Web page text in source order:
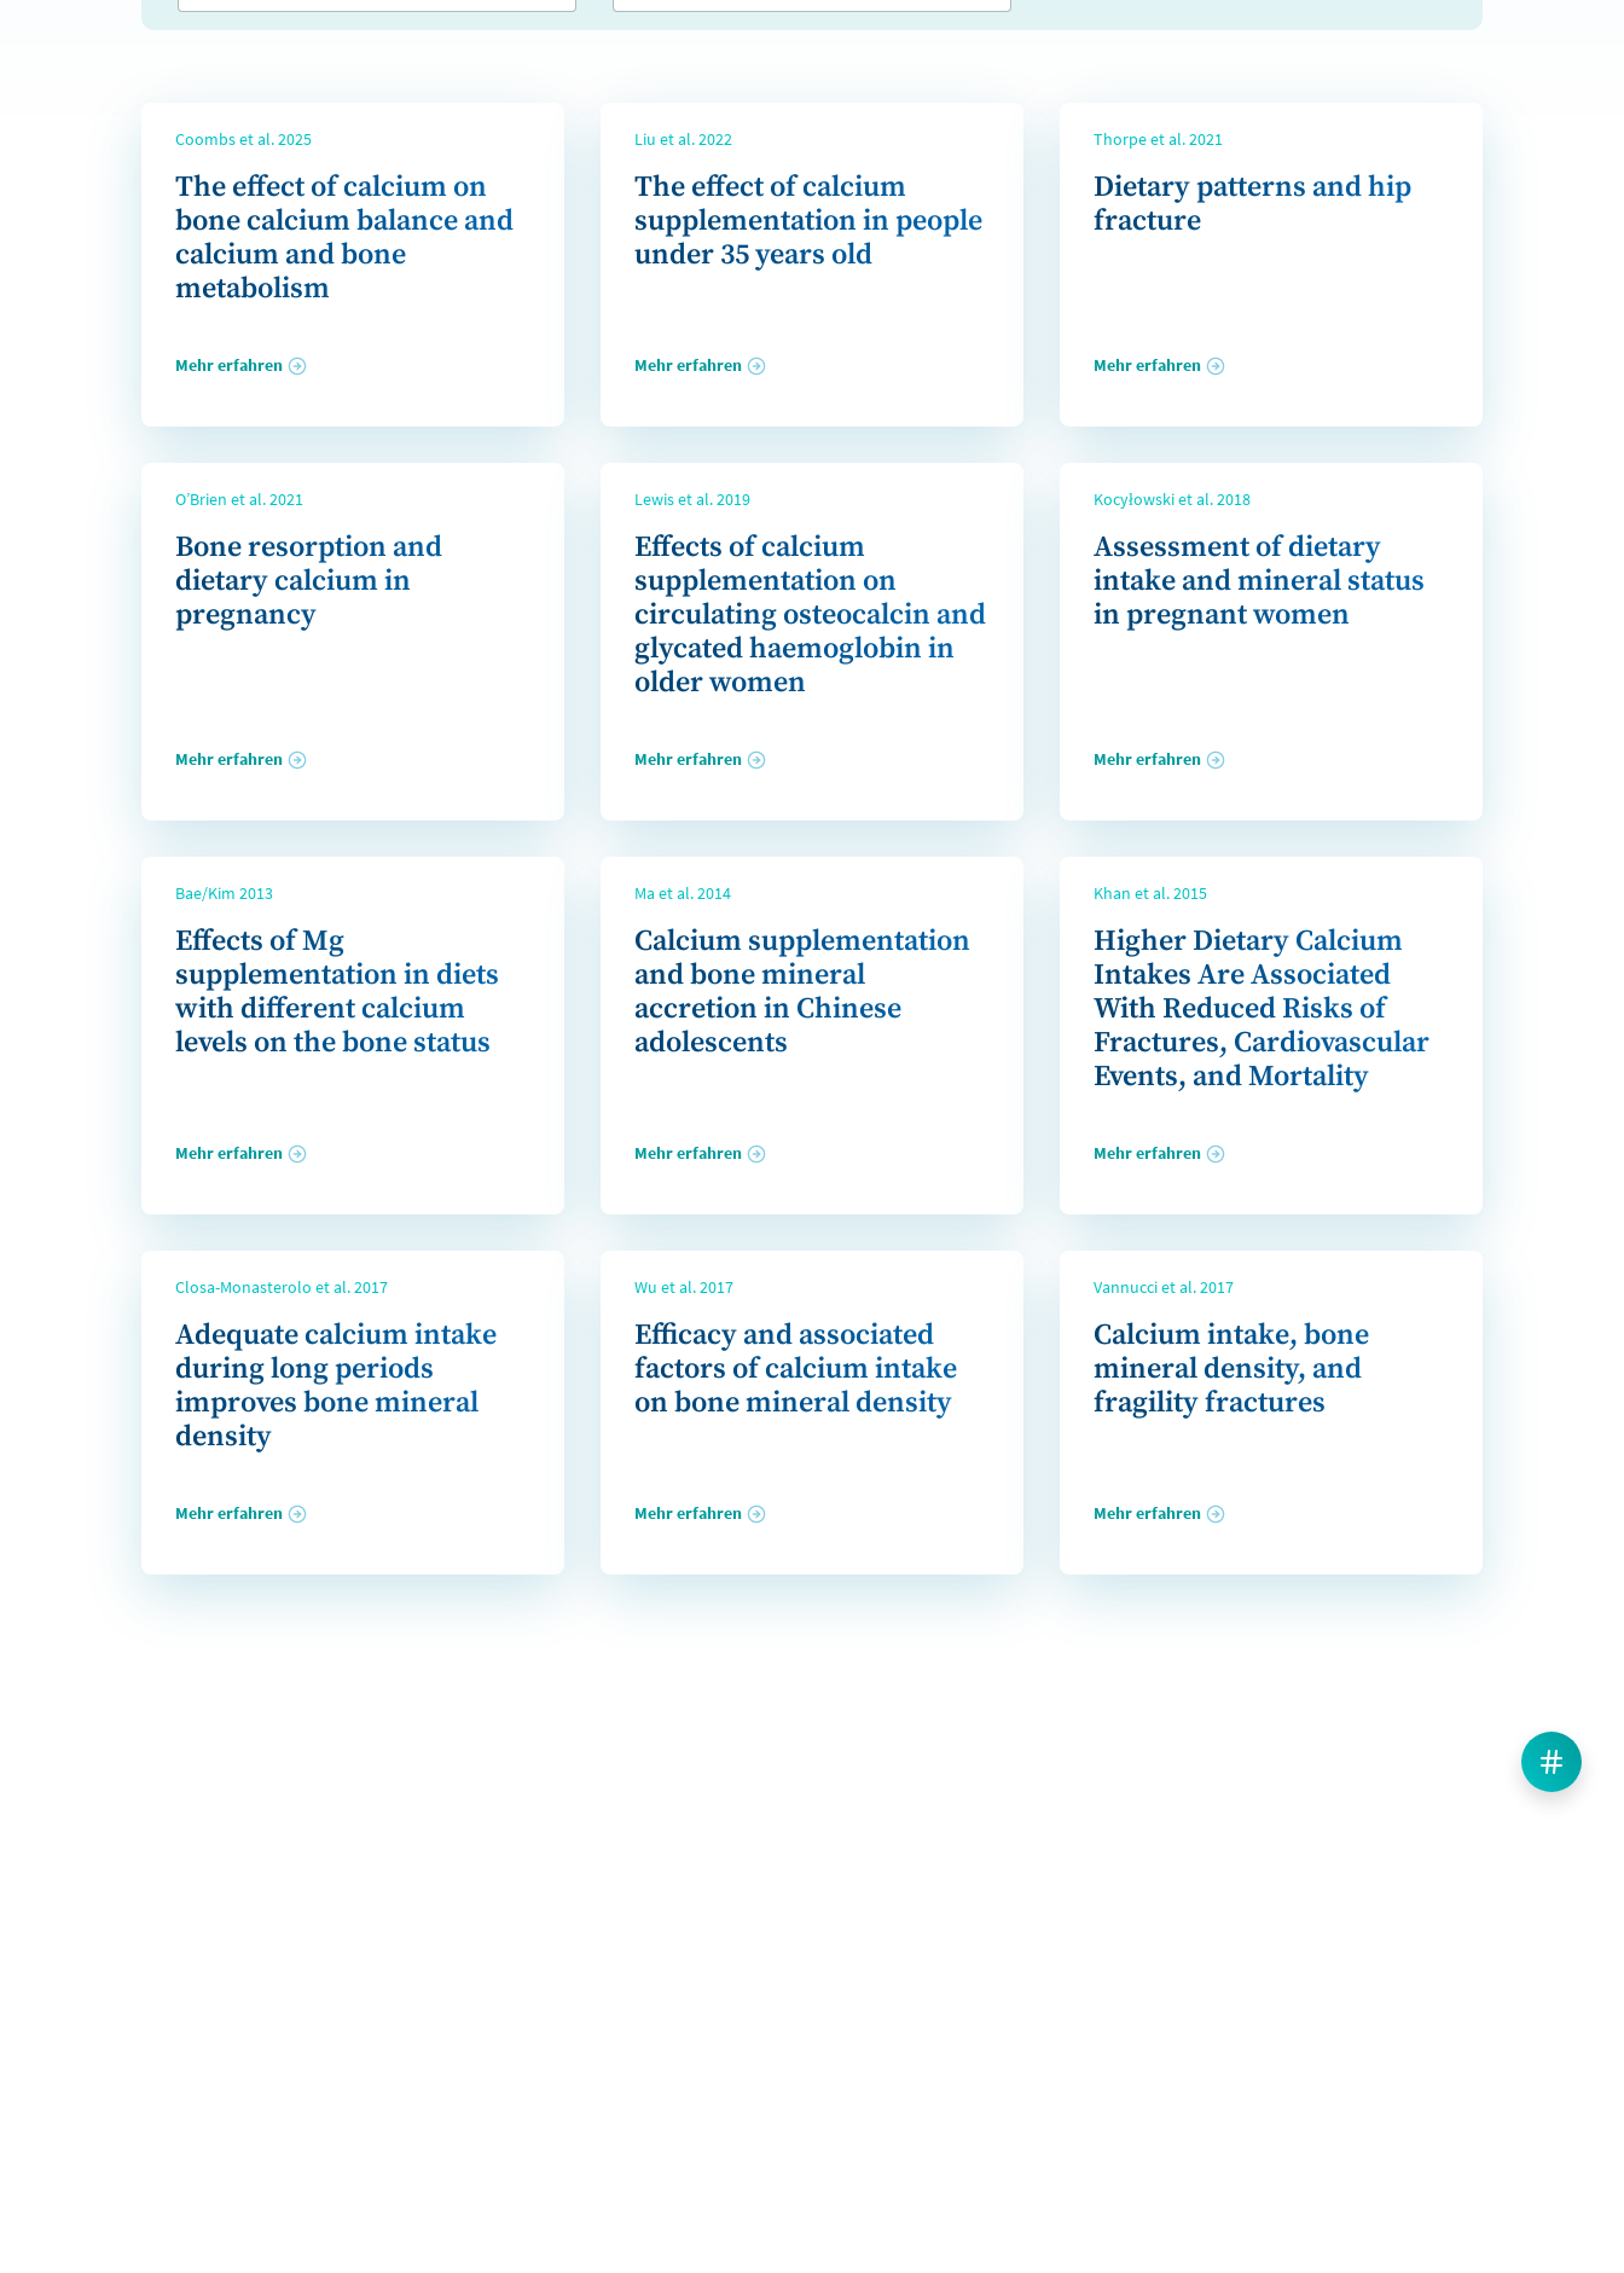
Coombs et al. 2025
The effect of calcium on
bone calcium balance and
calcium and bone
metabolism
Mehr erfahren
Liu et al. 2022
The effect of calcium
supplementation in people
under 35 years old
Mehr erfahren
Thorpe et al. 2021
Dietary patterns and hip
fracture
Mehr erfahren
O’Brien et al. 2021
Bone resorption and
dietary calcium in
pregnancy
Mehr erfahren
Lewis et al. 2019
Effects of calcium
supplementation on
circulating osteocalcin and
glycated haemoglobin in
older women
Mehr erfahren
Kocyłowski et al. 2018
Assessment of dietary
intake and mineral status
in pregnant women
Mehr erfahren
Bae/Kim 2013
Effects of Mg
supplementation in diets
with different calcium
levels on the bone status
Mehr erfahren
Ma et al. 2014
Calcium supplementation
and bone mineral
accretion in Chinese
adolescents
Mehr erfahren
Khan et al. 2015
Higher Dietary Calcium
Intakes Are Associated
With Reduced Risks of
Fractures, Cardiovascular
Events, and Mortality
Mehr erfahren
Closa-Monasterolo et al. 2017
Adequate calcium intake
during long periods
improves bone mineral
density
Mehr erfahren
Wu et al. 2017
Efficacy and associated
factors of calcium intake
on bone mineral density
Mehr erfahren
Vannucci et al. 2017
Calcium intake, bone
mineral density, and
fragility fractures
Mehr erfahren